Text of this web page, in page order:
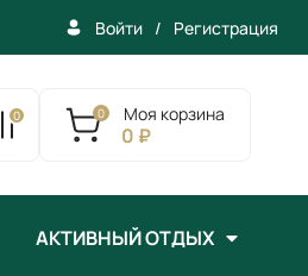
Войти / Регистрация
0 Моя корзина
0
0 ₽
АКТИВНЫЙ ОТДЫХ